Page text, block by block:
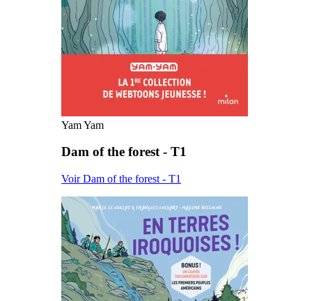
Yam Yam
Dam of the forest - T1
Voir Dam of the forest - T1